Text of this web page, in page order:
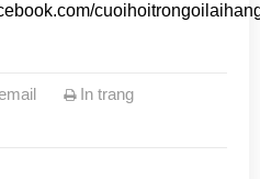
In trang